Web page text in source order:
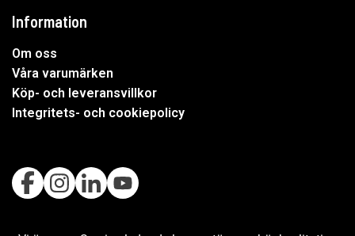
Information
Om oss
Våra varumärken
Köp- och leveransvillkor
Integritets- och cookiepolicy